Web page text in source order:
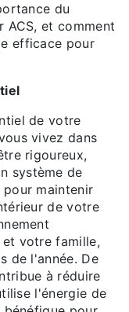
du
et comment
efficace pour
de votre
vivez dans
rigoureux,
système de
maintenir
de votre
votre famille,
de l'année. De
à réduire
l'énergie de